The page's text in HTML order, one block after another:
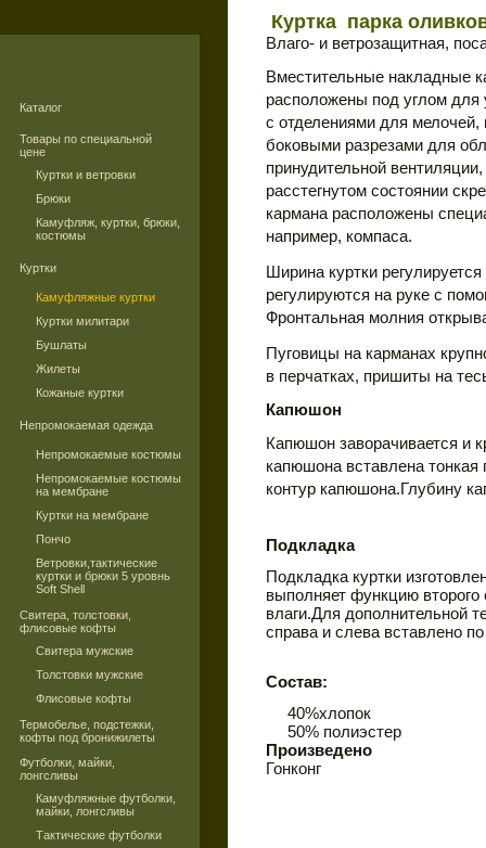
Каталог
Товары по специальной
цене
Куртки и ветровки
Брюки
Камуфляж, куртки, брюки,
костюмы
Куртки
Камуфляжные куртки
Куртки милитари
Бушлаты
Жилеты
Кожаные куртки
Непромокаемая одежда
Непромокаемые костюмы
Непромокаемые костюмы
на мембране
Куртки на мембране
Пончо
Ветровки,тактические
куртки и брюки 5 уровнь
Soft Shell
Свитера, толстовки,
флисовые кофты
Свитера мужские
Толстовки мужские
Флисовые кофты
Термобелье, подстежки,
кофты под бронижилеты
Футболки, майки,
лонгсливы
Камуфляжные футболки,
майки, лонгсливы
Тактические футболки
Куртка парка
Влаго- и ветрозащитная,
Вместительные накладные
расположены под углом для
с отделениями для мелочей,
боковыми разрезами для
принудительной
расстегнутом состоянии
кармана расположены
например, компаса.
Ширина куртки
регулируются на руке с
Фронтальная молния
Пуговицы на карманах
в перчатках, пришиты на
Капюшон
Капюшон заворачивается и
капюшона вставлена
контур капюшона.Глубину
Подкладка
Подкладка куртки
выполняет функцию
влаги.Для дополнительной
справа и слева вставлено
Состав:
40%хлопок
50% полиэстер
Произведено
Гонконг